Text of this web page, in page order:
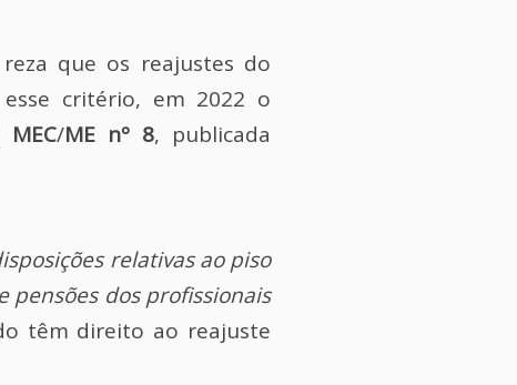
que os reajustes do
critério, em 2022 o
MEC/ME nº 8, publicada
relativas ao piso
pensões dos profissionais
têm direito ao reajuste